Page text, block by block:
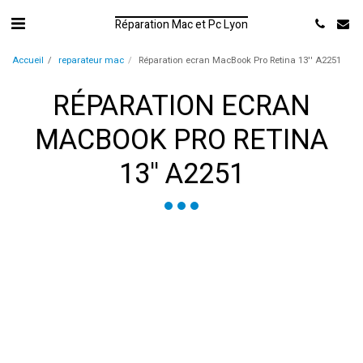
Réparation Mac et Pc Lyon
Accueil reparateur mac Réparation ecran MacBook Pro Retina 13'' A2251
RÉPARATION ECRAN
MACBOOK PRO RETINA
13'' A2251